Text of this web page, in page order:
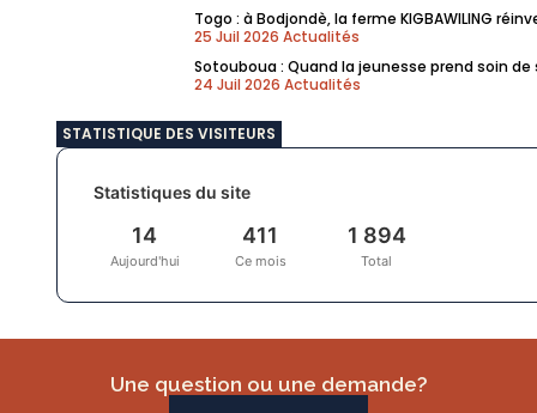
Togo : à Bodjondè, la ferme KIGBAWILING
25 Juil 2026 Actualités
Sotouboua : Quand la jeunesse prend soin
24 Juil 2026 Actualités
STATISTIQUE DES VISITEURS
Statistiques du site
14
Aujourd'hui
411
Ce mois
1 894
Total
Une question ou une demande?